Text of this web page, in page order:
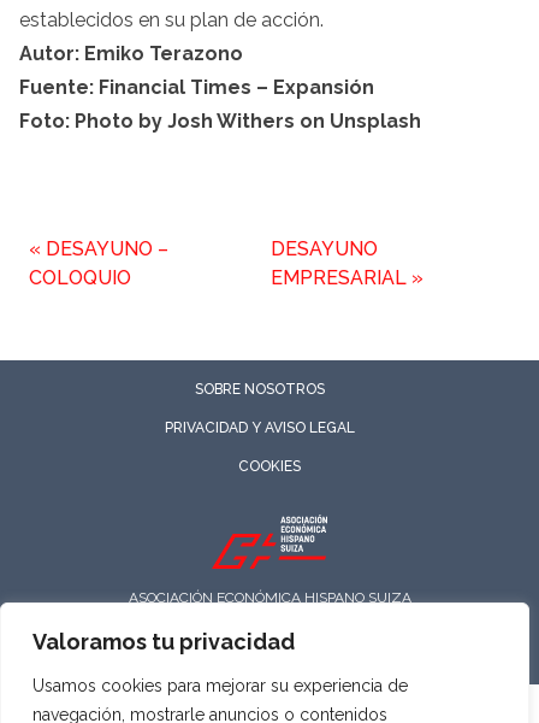
Valoramos tu privacidad
Usamos cookies para mejorar su experiencia de
navegación, mostrarle anuncios o contenidos
establecidos en su plan de acción.
Autor: Emiko Terazono
Fuente: Financial Times – Expansión
Foto: Photo by Josh Withers on Unsplash
« DESAYUNO –
COLOQUIO
DESAYUNO
EMPRESARIAL »
SOBRE NOSOTROS
PRIVACIDAD Y AVISO LEGAL
COOKIES
ASOCIACIÓN ECONÓMICA HISPANO SUIZA